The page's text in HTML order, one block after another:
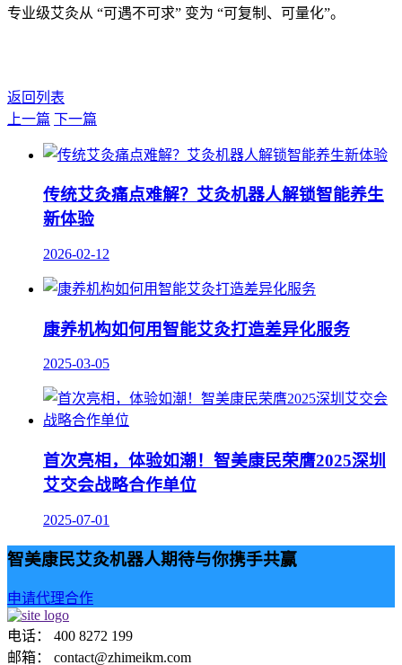
专业级艾灸从 “可遇不可求” 变为 “可复制、可量化”。
返回列表
上一篇 下一篇
传统艾灸痛点难解？艾灸机器人解锁智能养生
新体验
2026-02-12
康养机构如何用智能艾灸打造差异化服务
2025-03-05
首次亮相，体验如潮！智美康民荣膺2025深圳
艾交会战略合作单位
2025-07-01
智美康民艾灸机器人期待与你携手共赢
申请代理合作
电话： 400 8272 199
邮箱： contact@zhimeikm.com